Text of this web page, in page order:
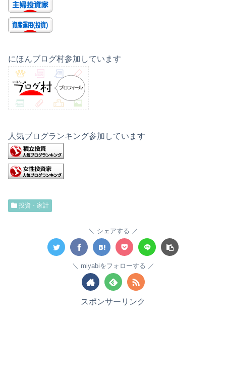
にほんブログ村参加しています
人気ブログランキング参加しています
投資・家計
シェアする
miyabiをフォローする
スポンサーリンク